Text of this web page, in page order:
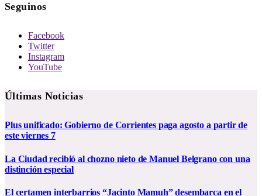
Seguinos
Facebook
Twitter
Instagram
YouTube
Últimas Noticias
Plus unificado: Gobierno de Corrientes paga agosto a partir de
este viernes 7
La Ciudad recibió al chozno nieto de Manuel Belgrano con una
distinción especial
El certamen interbarrios “Jacinto Mamuh” desembarca en el